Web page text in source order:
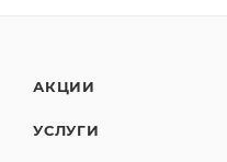
АКЦИИ
УСЛУГИ